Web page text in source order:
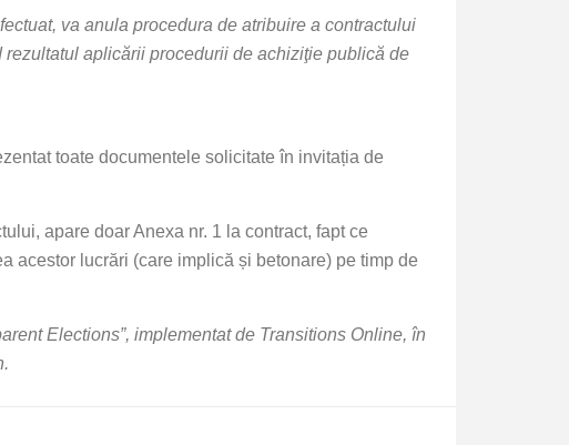
va anula procedura de atribuire a contractului
aplicării procedurii de achiziţie publică de
toate documentele solicitate în invitația de
apare doar Anexa nr. 1 la contract, fapt ce
acestor lucrări (care implică și betonare) pe timp de
Elections”, implementat de Transitions Online, în